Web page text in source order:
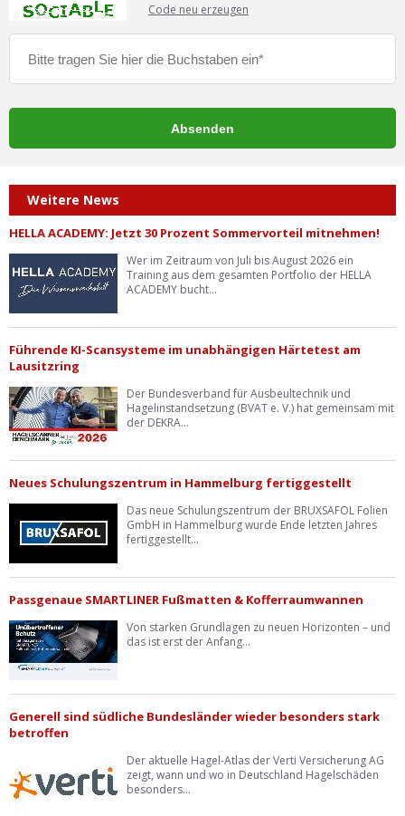
Code neu erzeugen
Weitere News
HELLA ACADEMY: Jetzt 30 Prozent Sommervorteil mitnehmen!
Wer im Zeitraum von Juli bis August 2026 ein
Training aus dem gesamten Portfolio der HELLA
ACADEMY bucht...
Führende KI-Scansysteme im unabhängigen Härtetest am
Lausitzring
Der Bundesverband für Ausbeultechnik und
Hagelinstandsetzung (BVAT e. V.) hat gemeinsam mit
der DEKRA...
Neues Schulungszentrum in Hammelburg fertiggestellt
Das neue Schulungszentrum der BRUXSAFOL Folien
GmbH in Hammelburg wurde Ende letzten Jahres
fertiggestellt...
Passgenaue SMARTLINER Fußmatten & Kofferraumwannen
Von starken Grundlagen zu neuen Horizonten – und
das ist erst der Anfang...
Generell sind südliche Bundesländer wieder besonders stark
betroffen
Der aktuelle Hagel-Atlas der Verti Versicherung AG
zeigt, wann und wo in Deutschland Hagelschäden
besonders...